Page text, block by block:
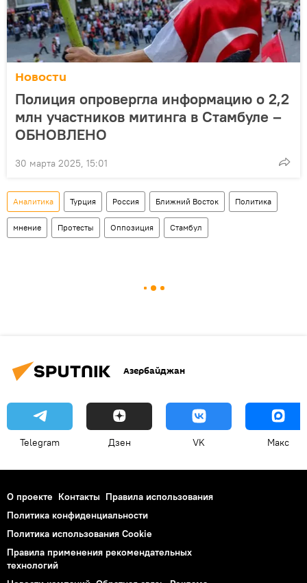
Новости
Полиция опровергла информацию о 2,2
млн участников митинга в Стамбуле –
ОБНОВЛЕНО
30 марта 2025, 15:01
Аналитика Турция Россия Ближний Восток Политика
мнение Протесты Оппозиция Стамбул
Азербайджан
Telegram Дзен VK Макс
О проекте Контакты Правила использования
Политика конфиденциальности
Политика использования Cookie
Правила применения рекомендательных
технологий